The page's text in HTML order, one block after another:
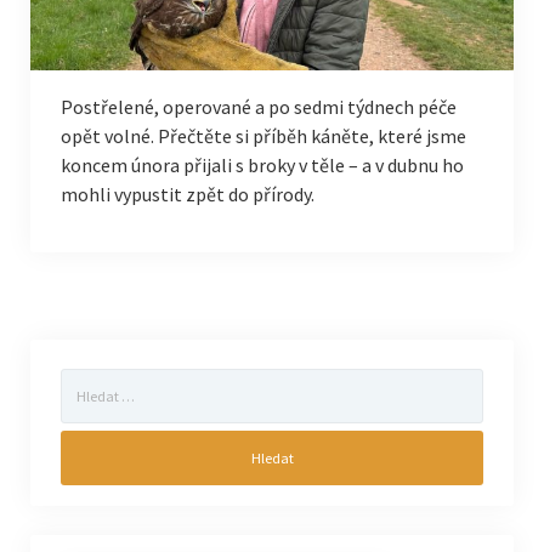
Postřelené, operované a po sedmi týdnech péče
opět volné. Přečtěte si příběh káněte, které jsme
koncem února přijali s broky v těle – a v dubnu ho
mohli vypustit zpět do přírody.